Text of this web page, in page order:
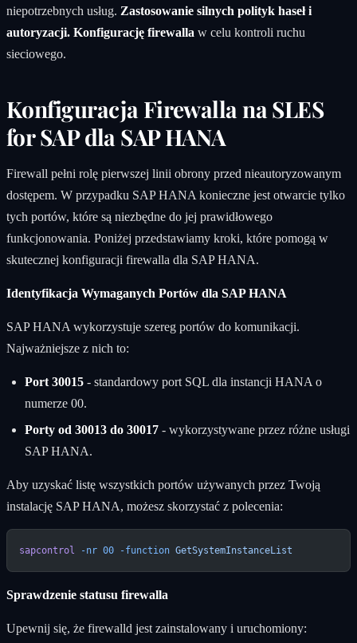
niepotrzebnych usług. Zastosowanie silnych polityk haseł i
autoryzacji. Konfigurację firewalla w celu kontroli ruchu
sieciowego.
Konfiguracja Firewalla na SLES
for SAP dla SAP HANA
Firewall pełni rolę pierwszej linii obrony przed nieautoryzowanym
dostępem. W przypadku SAP HANA konieczne jest otwarcie tylko
tych portów, które są niezbędne do jej prawidłowego
funkcjonowania. Poniżej przedstawiamy kroki, które pomogą w
skutecznej konfiguracji firewalla dla SAP HANA.
Identyfikacja Wymaganych Portów dla SAP HANA
SAP HANA wykorzystuje szereg portów do komunikacji.
Najważniejsze z nich to:
Port 30015- standardowy port SQL dla instancji HANA o
numerze 00.
Porty od 30013 do 30017- wykorzystywane przez różne usługi
SAP HANA.
Aby uzyskać listę wszystkich portów używanych przez Twoją
instalację SAP HANA, możesz skorzystać z polecenia:
sapcontrol -nr 00 -function GetSystemInstanceList
Sprawdzenie statusu firewalla
Upewnij się, że firewalld jest zainstalowany i uruchomiony: